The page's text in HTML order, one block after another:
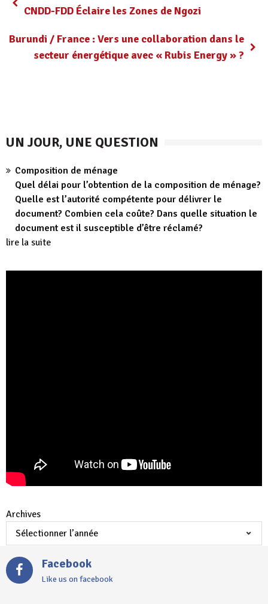
CNDD-FDD Éclaire les Zones de Ngozi
Burundi / France : Vers une collaboration dans le
secteur énergétique avec « Rubis Energy » ?
UN JOUR, UNE QUESTION
Composition de ménage
Quel délai pour l’obtention de la composition de ménage?
Quelle est l’autorité compétente pour délivrer le
document? Combien cela coûte? Dans quelle situation le
document est il susceptible d’être réclamé?
lire la suite
Archives
Facebook
Like us on facebook